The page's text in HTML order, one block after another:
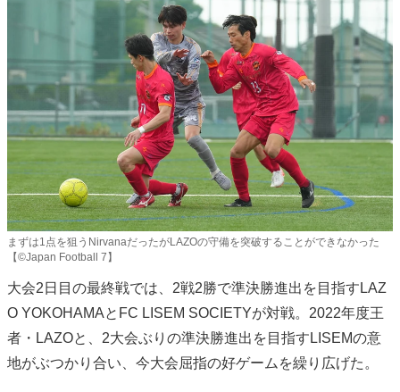
まずは1点を狙うNirvanaだったがLAZOの守備を突破することができなかった
【©️Japan Football 7】
大会2日目の最終戦では、2戦2勝で準決勝進出を目指すLAZ
O YOKOHAMAとFC LISEM SOCIETYが対戦。2022年度王
者・LAZOと、2大会ぶりの準決勝進出を目指すLISEMの意
地がぶつかり合い、今大会屈指の好ゲームを繰り広げた。